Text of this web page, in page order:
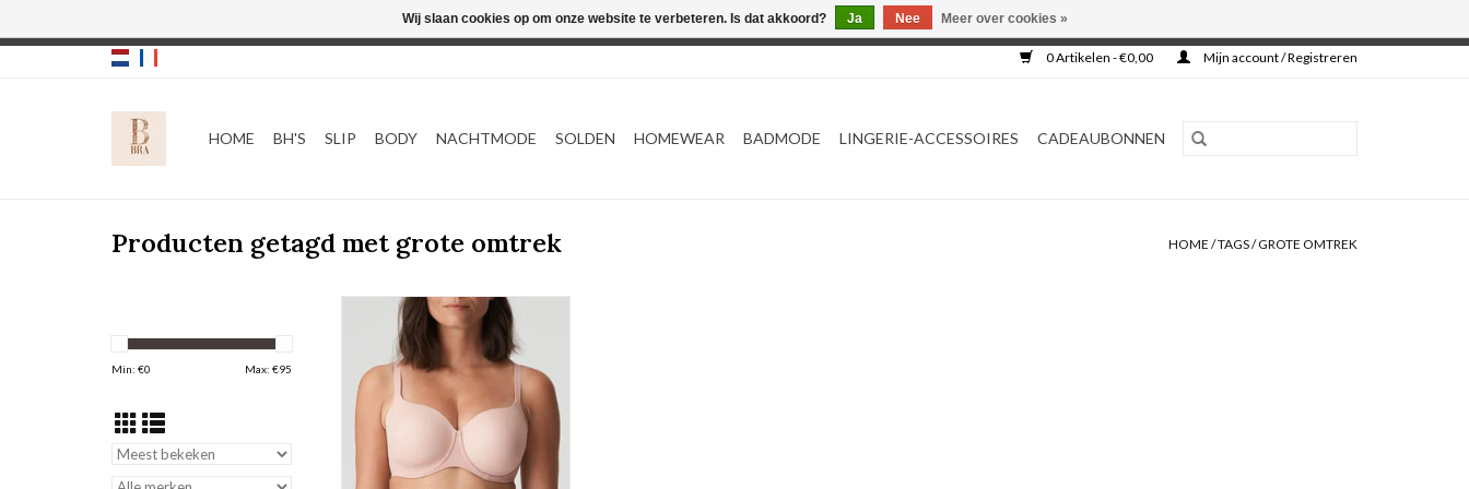
0 Artikelen - €0,00 Mijn account / Registreren
HOME BH'S SLIP BODY NACHTMODE SOLDEN HOMEWEAR BADMODE LINGERIE-ACCESSOIRES CADEAUBONNEN
Producten getagd met grote omtrek HOME /TAGS/GROTE OMTREK
Min: €0 Max: €95
Mousse Bh Hartvorm
Prima Donna Figuras
TOEVOEGEN AAN WINKELWAGEN
Wij slaan cookies op om onze website te verbeteren. Is dat akkoord? Ja Nee Meer over cookies »
Webshop werkt met EU maten. .